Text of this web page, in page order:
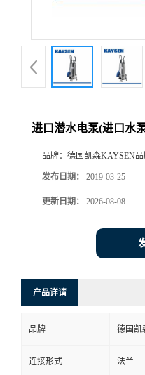
进口潜水电泵(进口水
品牌： 德国凯森KAYSEN
发布日期： 2019-03-25
更新日期： 2026-08-08
产品详请
品牌 德国凯
连接形式 法兰